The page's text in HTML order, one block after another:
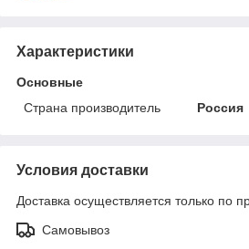
Характеристики
Основные
Страна производитель
Россия
Условия доставки
Доставка осуществляется только по
Самовывоз